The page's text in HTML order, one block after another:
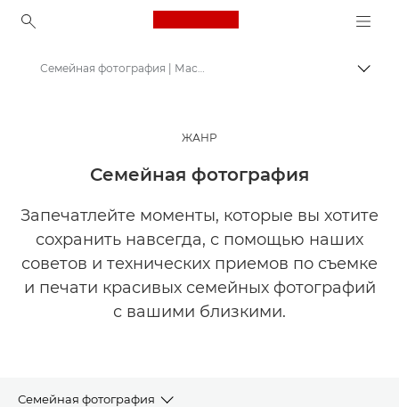
Canon Logo, back to
Мастерская творчества | Советы по фотографии и печати и руководства для покупателей
Истории о фотографии и творчестве
Семейная фотография | Мастерская творчества
ЖАНР
Семейная фотография
Запечатлейте моменты, которые вы хотите
сохранить навсегда, с помощью наших
советов и технических приемов по съемке
и печати красивых семейных фотографий
с вашими близкими.
Семейная фотография